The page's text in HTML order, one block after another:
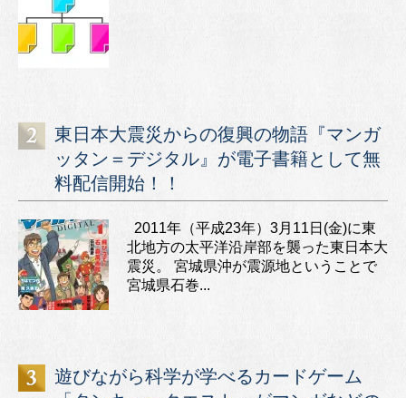
東日本大震災からの復興の物語『マンガ
ッタン＝デジタル』が電子書籍として無
料配信開始！！
2011年（平成23年）3月11日(金)に東
北地方の太平洋沿岸部を襲った東日本大
震災。 宮城県沖が震源地ということで
宮城県石巻...
遊びながら科学が学べるカードゲーム